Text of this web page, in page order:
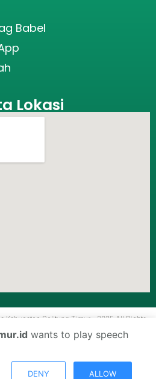
Babel
Lokasi
Kabupaten Belitung Timur - 2025 All Rights
Reserved.wants to play speech
DENY ALLOW